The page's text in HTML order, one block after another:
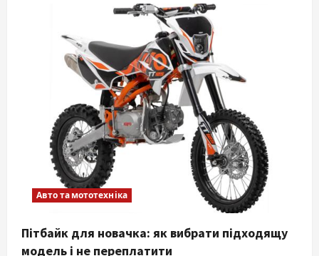
Авто та мототехніка
Пітбайк для новачка: як вибрати підходящу
модель і не переплатити